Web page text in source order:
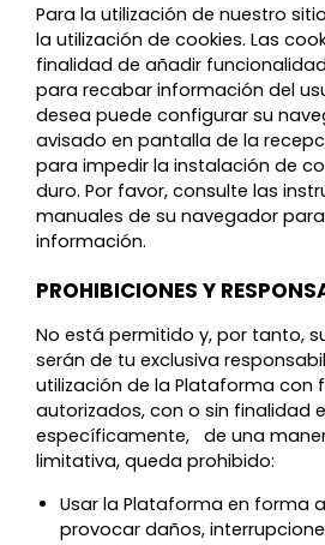
Para la utilización de nuestro
la utilización de cookies. Las
finalidad de añadir
para recabar información del
desea puede configurar su
avisado en pantalla de la
para impedir la instalación de
duro. Por favor, consulte las
manuales de su navegador
información.
PROHIBICIONES Y
No está permitido y, por tanto,
serán de tu exclusiva
utilización de la Plataforma con
autorizados, con o sin finalidad
específicamente, de una
limitativa, queda prohibido:
Usar la Plataforma en forma
provocar daños,